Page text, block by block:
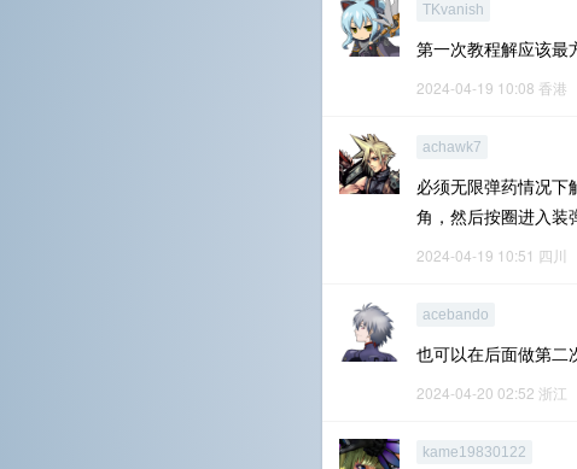
TKvanish
第一次教程解应该最
2024-04-19 10:08 香港
achawk7
必须无限弹药情况下
角，然后按圈进入装
2024-04-19 10:51 四川
acebando
也可以在后面做第二
2024-04-20 02:52 浙江
kame19830122